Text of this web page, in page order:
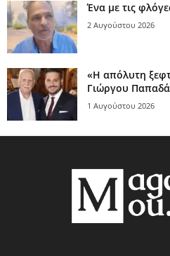
Ένα με τις
2 Αυγούστου 2026
«Η απόλυτη
Γιώργου
1 Αυγούστου 2026